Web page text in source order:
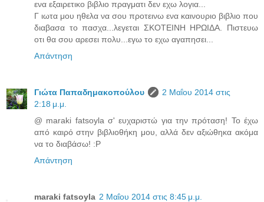
ενα εξαιρετικο βιβλιο πραγματι δεν εχω λογια...
Γ ιωτα μου ηθελα να σου προτεινω ενα καινουριο βιβλιο που
διαβασα το πασχα...λεγεται ΣΚΟΤΕΙΝΗ ΗΡΩΙΔΑ. Πιστευω
οτι θα σου αρεσει πολυ...εγω το εχω αγαπησει...
Απάντηση
Γιώτα Παπαδημακοπούλου
2 Μαΐου 2014 στις
2:18 μ.μ.
@ maraki fatsoyla σ' ευχαριστώ για την πρόταση! Το έχω
από καιρό στην βιβλιοθήκη μου, αλλά δεν αξιώθηκα ακόμα
να το διαβάσω! :P
Απάντηση
maraki fatsoyla 2 Μαΐου 2014 στις 8:45 μ.μ.